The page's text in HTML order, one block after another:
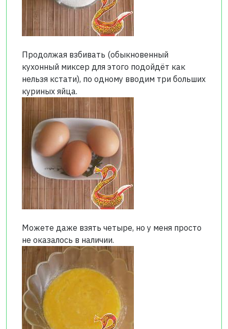
Продолжая взбивать (обыкновенный
кухонный миксер для этого подойдёт как
нельзя кстати), по одному вводим три больших
куриных яйца.
Можете даже взять четыре, но у меня просто
не оказалось в наличии.